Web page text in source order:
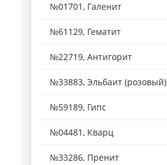
№01701, Галенит
№61129, Гематит
№22719, Антигорит
№33883, Эльбаит (розовый)
№59189, Гипс
№04481, Кварц
№33286, Пренит